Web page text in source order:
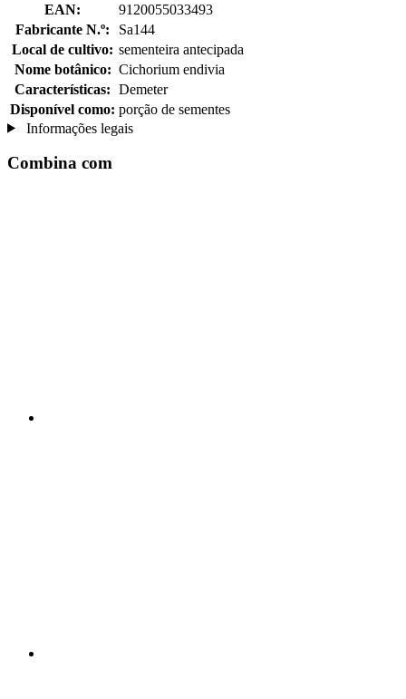
EAN:
9120055033493
Fabricante N.º:
Sa144
Local de cultivo: sementeira antecipada
Nome botânico: Cichorium endivia
Características: Demeter
Disponível como: porção de sementes
Informações legais
Combina com